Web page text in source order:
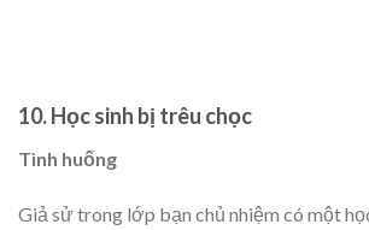
10. Học sinh bị trêu chọc
Tình huống
Giả sử trong lớp bạn chủ nhiệm có một